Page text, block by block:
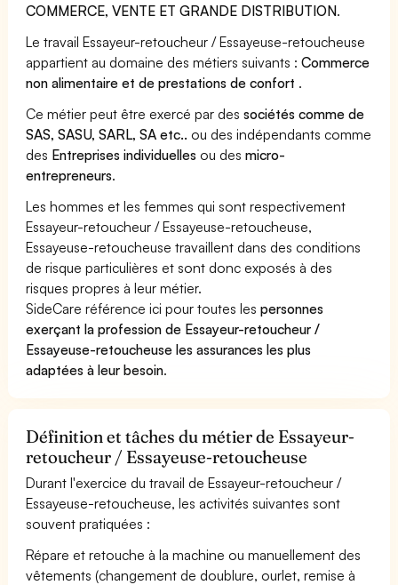
COMMERCE, VENTE ET GRANDE DISTRIBUTION.
Le travail Essayeur-retoucheur / Essayeuse-retoucheuse
appartient au domaine des métiers suivants :Commerce
non alimentaire et de prestations de confort .
Ce métier peut être exercé par dessociétés comme de
SAS, SASU, SARL, SA etc.. ou des indépendants comme
des Entreprises individuelles ou desmicro-
entrepreneurs.
Les hommes et les femmes qui sont respectivement
Essayeur-retoucheur / Essayeuse-retoucheuse,
Essayeuse-retoucheuse travaillent dans des conditions
de risque particulières et sont donc exposés à des
risques propres à leur métier.
SideCare référence ici pour toutes lespersonnes
exerçant la profession de Essayeur-retoucheur /
Essayeuse-retoucheuse les assurances les plus
adaptées à leur besoin.
Définition et tâches du métier de Essayeur-
retoucheur / Essayeuse-retoucheuse
Durant l'exercice du travail de Essayeur-retoucheur /
Essayeuse-retoucheuse, les activités suivantes sont
souvent pratiquées :
Répare et retouche à la machine ou manuellement des
vêtements (changement de doublure, ourlet, remise à